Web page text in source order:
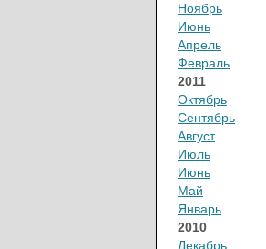
Ноябрь
Июнь
Апрель
Февраль
2011
Октябрь
Сентябрь
Август
Июль
Июнь
Май
Январь
2010
Декабрь